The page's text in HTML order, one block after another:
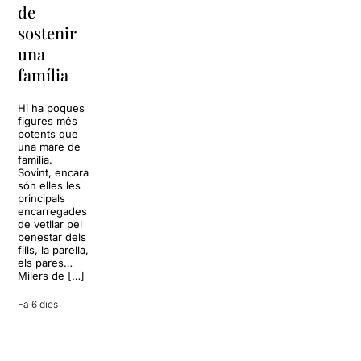
de
sostenir
una
família
Hi ha poques
figures més
potents que
una mare de
família.
Sovint, encara
són elles les
principals
encarregades
de vetllar pel
benestar dels
fills, la parella,
els pares…
Milers de […]
Fa 6 dies